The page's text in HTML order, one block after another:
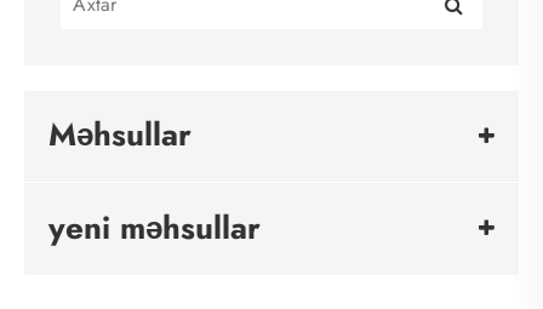
Məhsullar
yeni məhsullar